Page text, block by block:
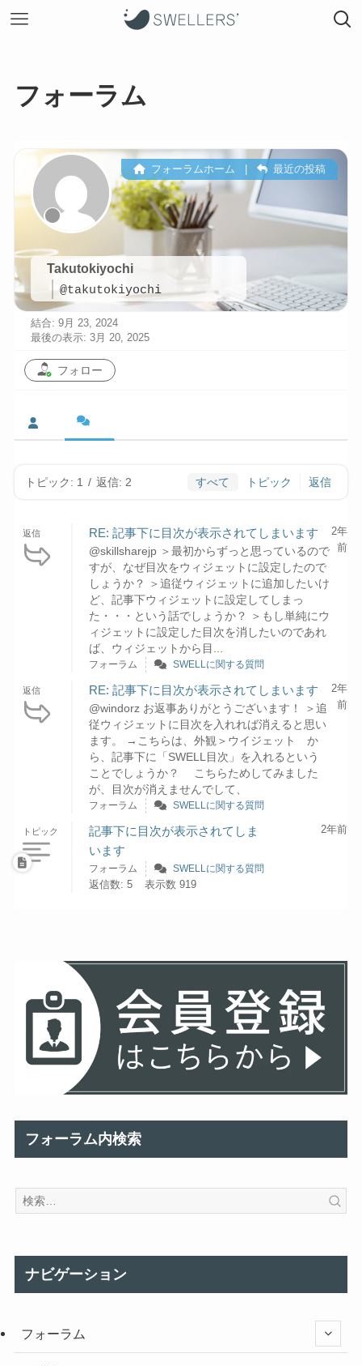
フォーラム
Takutokiyochi
@takutokiyochi
フォーラムホーム | 最近の投稿
結合: 9月 23, 2024
最後の表示: 3月 20, 2025
フォロー
トピック: 1 / 返信: 2 すべて トピック 返信
返信 RE: 記事下に目次が表示されてしまいます
@skillsharejp ＞最初からずっと思っているので
すが、なぜ目次をウィジェットに設定したので
しょうか？ ＞追従ウィジェットに追加したいけ
ど、記事下ウィジェットに設定してしまっ
た・・・という話でしょうか？ ＞もし単純にウ
ィジェットに設定した目次を消したいのであれ
ば、ウィジェットから目...
2年
前
フォーラム SWELLに関する質問
返信 RE: 記事下に目次が表示されてしまいます
@windorz お返事ありがとうございます！ ＞追
従ウィジェットに目次を入れれば消えると思い
ます。 →こちらは、外観＞ウイジェット か
ら、記事下に「SWELL目次」を入れるという
ことでしょうか？ こちらためしてみました
が、目次が消えませんでして、
2年
前
フォーラム SWELLに関する質問
トピック
記事下に目次が表示されてしま
います
2年前
フォーラム SWELLに関する質問
返信数: 5 表示数 919
フォーラム内検索
ナビゲーション
フォーラム